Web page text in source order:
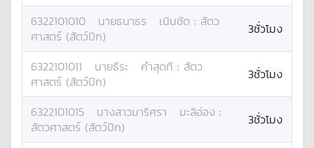
6322101010 นายธนาธร เนินชัด : สัตว
ศาสตร์ (สัตว์ปีก)
3ชั่วโมง
6322101011 นายธีระ คำสุดที : สัตว
ศาสตร์ (สัตว์ปีก)
3ชั่วโมง
6322101015 นางสาวมาริศรา มะลิอ่อง :
สัตวศาสตร์ (สัตว์ปีก)
3ชั่วโมง